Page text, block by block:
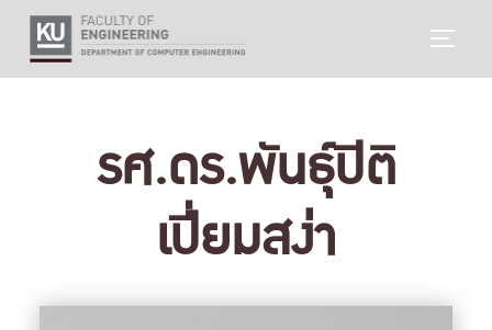
รศ.ดร.พันธุ์ปิติ
เปี่ยมสง่า